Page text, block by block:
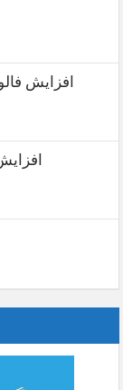
افزایش